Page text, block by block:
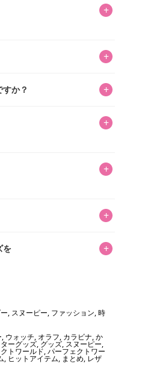
+
。運営はキャラグッズコレ
は実際に40,000種のキャラグ
+
とんど全てのアイテムを購
ます。
か？ +
るほぼすべての写真も、1枚
したものです。さらに、10
新商品を選定・購入する編集
す。
+
ません。編集長KOSが最終確
す。
+
す。なお、記事内に価格は
いからです。
+
を
+
キャラクターやアニメキャラ
ばかりの新しいキャラクタ
ることも、私たちの使命の
, スヌーピー, ファッション,時
, ウォッチ, オラフ, カラビナ,か
ーグッズ, グッズ, スヌーピー,
トワールド,パーフェクトワー
, ヒットアイテム, まとめ,レザ